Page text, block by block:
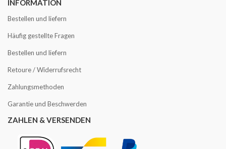
INFORMATION
Bestellen und liefern
Häufig gestellte Fragen
Bestellen und liefern
Retoure / Widerrufsrecht
Zahlungsmethoden
Garantie und Beschwerden
ZAHLEN & VERSENDEN